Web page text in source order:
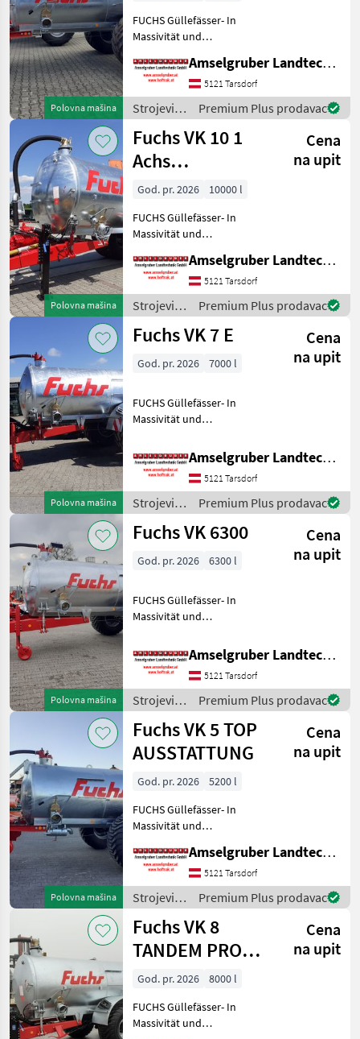
Polovna mašina
FUCHS Güllefässer- In
Massivität und
(Stärkste Materialstärken +
Beste Materialen und Beste
Komponenten der
führenden TOP Hersteller!)
Sei
Amselgruber Landtechnik GmbH
5121 Tarsdorf
Strojevi
za
đubrenje,
gnojenje i
navodnjavanje
/ Fuchs
Premium Plus prodavac
Polovna mašina
Fuchs VK 10 1
Achs
Amselgruber
Edition TOP
Cena
na upit
God. pr. 2026
10000 l
FUCHS Güllefässer- In
Massivität und
(Stärkste Materialstärken +
Beste Materialen und Beste
Komponenten der
führenden TOP Hersteller!)
Sei
Amselgruber Landtechnik GmbH
5121 Tarsdorf
Strojevi
za
đubrenje,
navodnjavanje
Premium Plus prodavac
Polovna mašina
Fuchs VK 7 E
Cena
na upit
God. pr. 2026 7000 l
FUCHS Güllefässer- In
Massivität und
(Stärkste Materialstärken +
Beste Materialen und Beste
Komponenten der
führenden TOP Hersteller!)
Sei
Amselgruber Landtechnik GmbH
5121 Tarsdorf
Strojevi
za
đubrenje,
navodnjavanje
Premium Plus prodavac
Polovna mašina
Fuchs VK 6300
Cena
na upit
God. pr. 2026 6300 l
FUCHS Güllefässer- In
Massivität und
(Stärkste Materialstärken +
Beste Materialen und Beste
Komponenten der
führenden TOP Hersteller!)
Sei
Amselgruber Landtechnik GmbH
5121 Tarsdorf
Strojevi
za
đubrenje,
gnojenje i
navodnjavanje
/ Fuchs
Premium Plus prodavac
Polovna mašina
Fuchs VK 5 TOP
AUSSTATTUNG
Cena
na upit
God. pr. 2026
5200 l
FUCHS Güllefässer- In
Massivität und
(Stärkste Materialstärken +
Beste Materialen und Beste
Komponenten der
führenden TOP Hersteller!)
Sei
Amselgruber Landtechnik GmbH
5121 Tarsdorf
Strojevi
za
đubrenje,
gnojenje i
navodnjavanje
/ Fuchs
Premium Plus prodavac
Fuchs VK 8
TANDEM PRO
Austria Limited
Edition
Cena
na upit
God. pr. 2026
8000 l
FUCHS Güllefässer- In
Massivität und